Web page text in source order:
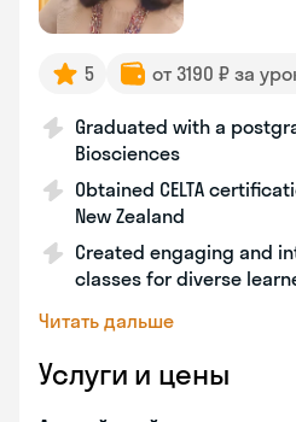
5 от 3190 ₽ за
Graduated with a
Biosciences
Obtained CELTA
New Zealand
Created engaging and
classes for diverse
Читать дальше
Услуги и цены